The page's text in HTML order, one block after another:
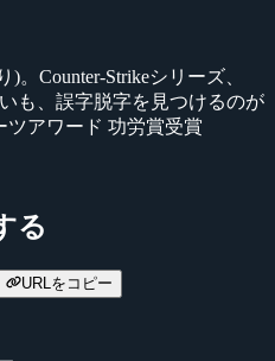
)。Counter-Strikeシリーズ、
も、誤字脱字を見つけるのが
ツアワード 功労賞受賞
る
URLをコピー